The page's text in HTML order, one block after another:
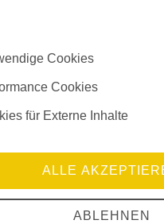
für selbstklebende
bieten wir Ihnen nicht
passend für Sie
gerne rund um Ihr Produkt
Zubehör.
Cookies
Cookies
für Externe Inhalte
ALLE
ABLEHNEN